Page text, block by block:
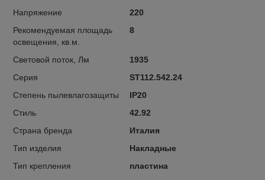
Напряжение
220
Рекомендуемая площадь
освещения, кв.м.
8
Световой поток, Лм
1935
Серия
ST112.542.24
Степень пылевлагозащиты
IP20
Стиль
42.92
Страна бренда
Италия
Тип изделия
Накладные
Тип крепления
пластина